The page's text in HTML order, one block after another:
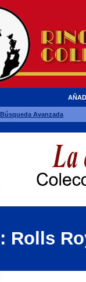
Búsqueda Avanzada
Rolls